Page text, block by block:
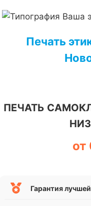
к
Печать
ПЕЧАТЬ
от
Гарантия